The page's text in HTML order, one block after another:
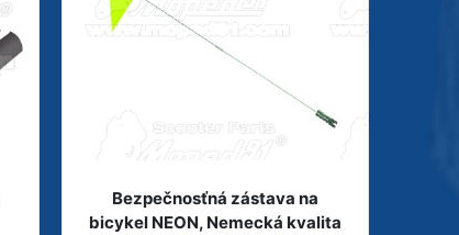
Bezpečnosťná zástava na
bicykel NEON, Nemecká kvalita